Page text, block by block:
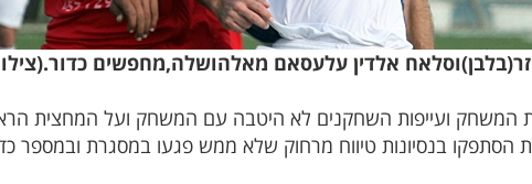
אלדין עלעסאם מאלהושלה,מחפשים
המשחק ועייפות השחקנים לא היטבה עם המשחק ועל המחצית
הסתפקו בנסיונות טיווח מרחוק שלא ממש פגעו במסגרת ובמספר